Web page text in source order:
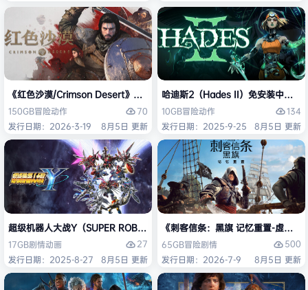
《红色沙漠/Crimson Desert》免安装中文版
150GB冒险动作
70
发行日期：2026-3-19
8月5日 更新
哈迪斯2（Hades II）免安装中文版
10GB冒险动作
134
发行日期：2025-9-25
8月5日 更新
超级机器人大战Y（SUPER ROBOT WARS Y）免安装中文版
17GB剧情动画
27
发行日期：2025-8-27
8月5日 更新
《刺客信条：黑旗 记忆重置-虚拟
65GB冒险剧情
500
发行日期：2026-7-9
8月5日 更新